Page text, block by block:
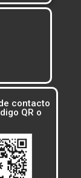
contacto
QR o